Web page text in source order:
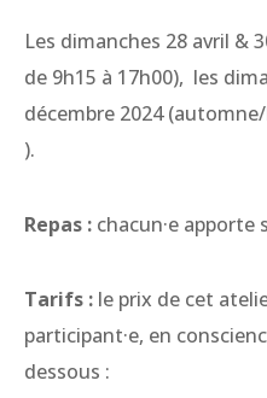
Les dimanches 28 avril &
de 9h15 à 17h00), les
décembre 2024
).
Repas : chacun·e
Tarifs : le prix de cet
participant·e, en
dessous :